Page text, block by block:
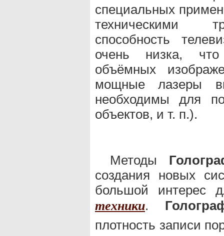
специальных
техническими
способность
очень низка, что
объёмных
мощные лазеры
необходимы для
объектов, и т. п.).
Методы
создания новых
большой интерес
техники.
плотность записи